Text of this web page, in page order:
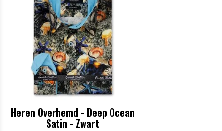
Heren Overhemd - Deep Ocean
Satin - Zwart